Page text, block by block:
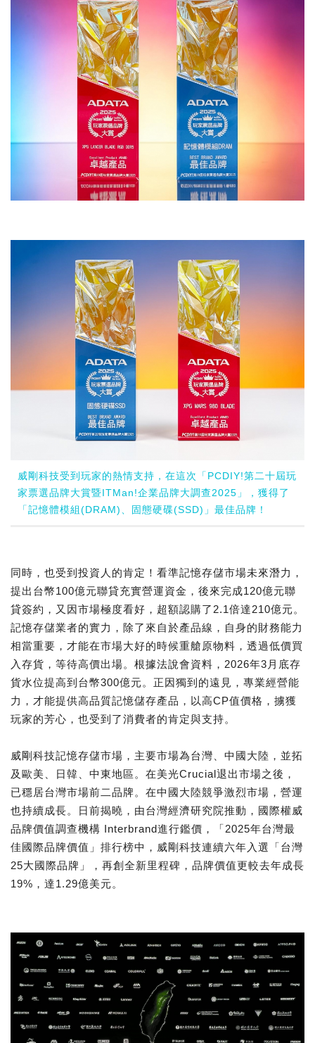
威剛科技受到玩家的熱情支持，在這次「PCDIY!第二十屆玩
家票選品牌大賞暨ITMan!企業品牌大調查2025」，獲得了
「記憶體模組(DRAM)、固態硬碟(SSD)」最佳品牌！
同時，也受到投資人的肯定！看準記憶存儲市場未來潛力，
提出台幣100億元聯貸充實營運資金，後來完成120億元聯
貸簽約，又因市場極度看好，超額認購了2.1倍達210億元。
記憶存儲業者的實力，除了來自於產品線，自身的財務能力
相當重要，才能在市場大好的時候重艙原物料，透過低價買
入存貨，等待高價出場。根據法說會資料，2026年3月底存
貨水位提高到台幣300億元。正因獨到的遠見，專業經營能
力，才能提供高品質記憶儲存產品，以高CP值價格，擄獲
玩家的芳心，也受到了消費者的肯定與支持。
威剛科技記憶存儲市場，主要市場為台灣、中國大陸，並拓
及歐美、日韓、中東地區。在美光Crucial退出市場之後，
已穩居台灣市場前二品牌。在中國大陸競爭激烈市場，營運
也持續成長。日前揭曉，由台灣經濟研究院推動，國際權威
品牌價值調查機構 Interbrand進行鑑價，「2025年台灣最
佳國際品牌價值」排行榜中，威剛科技連續六年入選「台灣
25大國際品牌」，再創全新里程碑，品牌價值更較去年成長
19%，達1.29億美元。